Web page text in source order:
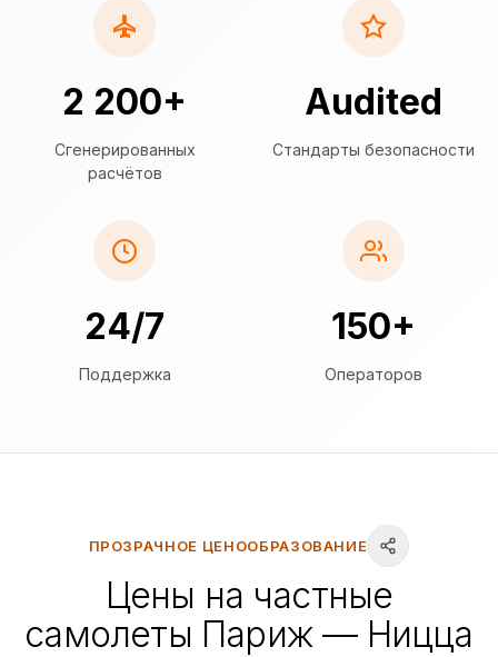
2 200+
Сгенерированных
расчётов
Audited
Стандарты безопасности
24/7
Поддержка
150+
Операторов
ПРОЗРАЧНОЕ ЦЕНООБРАЗОВАНИЕ
Цены на частные
самолеты Париж — Ницца